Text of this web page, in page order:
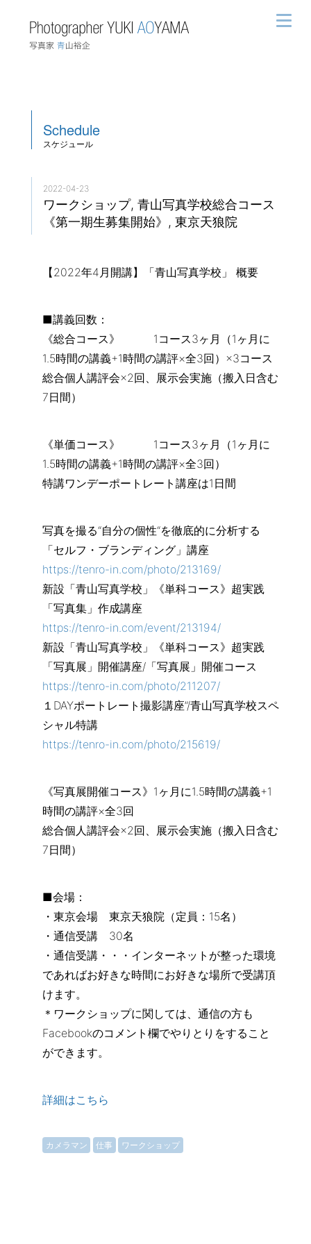
Schedule
スケジュール
2022-04-23
ワークショップ, 青山写真学校総合コース
《第一期生募集開始》, 東京天狼院
【2022年4月開講】「青山写真学校」 概要
■講義回数：
《総合コース》 1コース3ヶ月（1ヶ月に
1.5時間の講義+1時間の講評×全3回）×3コース
総合個人講評会×2回、展示会実施（搬入日含む
7日間）
《単価コース》 1コース3ヶ月（1ヶ月に
1.5時間の講義+1時間の講評×全3回）
特講ワンデーポートレート講座は1日間
写真を撮る“自分の個性“を徹底的に分析する
「セルフ・ブランディング」講座
https://tenro-in.com/photo/213169/
新設「青山写真学校」《単科コース》超実践
「写真集」作成講座
https://tenro-in.com/event/213194/
新設「青山写真学校」《単科コース》超実践
「写真展」開催講座/「写真展」開催コース
https://tenro-in.com/photo/211207/
１DAYポートレート撮影講座”/青山写真学校スペ
シャル特講
https://tenro-in.com/photo/215619/
《写真展開催コース》1ヶ月に1.5時間の講義+1
時間の講評×全3回
総合個人講評会×2回、展示会実施（搬入日含む
7日間）
■会場：
・東京会場 東京天狼院（定員：15名）
・通信受講 30名
・通信受講・・・インターネットが整った環境
であればお好きな時間にお好きな場所で受講頂
けます。
＊ワークショップに関しては、通信の方も
Facebookのコメント欄でやりとりをすること
ができます。
詳細はこちら
カメラマン 仕事 ワークショップ